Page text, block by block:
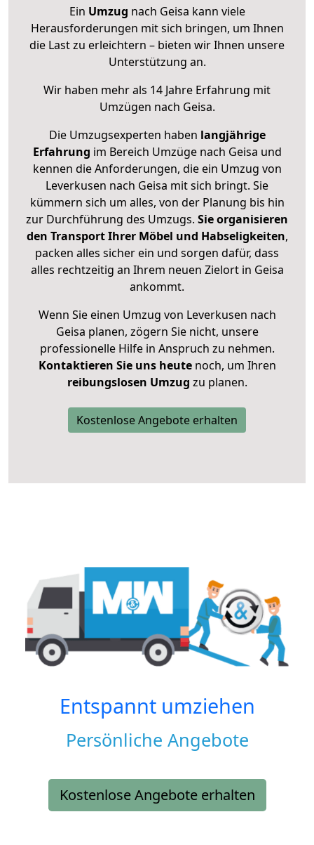
Ein Umzug nach Geisa kann viele
Herausforderungen mit sich bringen, um Ihnen
die Last zu erleichtern – bieten wir Ihnen unsere
Unterstützung an.
Wir haben mehr als 14 Jahre Erfahrung mit
Umzügen nach Geisa.
Die Umzugsexperten haben langjährige
Erfahrung im Bereich Umzüge nach Geisa und
kennen die Anforderungen, die ein Umzug von
Leverkusen nach Geisa mit sich bringt. Sie
kümmern sich um alles, von der Planung bis hin
zur Durchführung des Umzugs. Sie organisieren
den Transport Ihrer Möbel und Habseligkeiten,
packen alles sicher ein und sorgen dafür, dass
alles rechtzeitig an Ihrem neuen Zielort in Geisa
ankommt.
Wenn Sie einen Umzug von Leverkusen nach
Geisa planen, zögern Sie nicht, unsere
professionelle Hilfe in Anspruch zu nehmen.
Kontaktieren Sie uns heutenoch, um Ihren
reibungslosen Umzug zu planen.
Kostenlose Angebote erhalten
Entspannt umziehen
Persönliche Angebote
Kostenlose Angebote erhalten